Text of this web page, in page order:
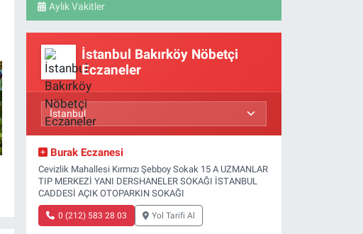
Aylık Vakitler
İstanbul Bakırköy Nöbetçi
Eczaneler
Burak Eczanesi
Cevizlik Mahallesi Kırmızı Şebboy Sokak 15 A UZMANLAR
TIP MERKEZİ YANI DERSHANELER SOKAĞI İSTANBUL
CADDESİ AÇIK OTOPARKIN SOKAĞI
0 (212) 583 28 03 Yol Tarifi Al